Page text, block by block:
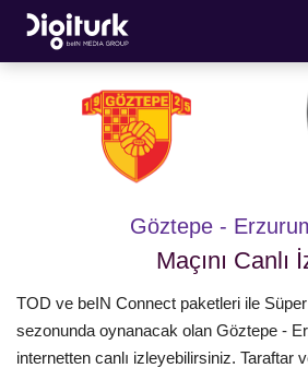
Göztepe -
Maçını Canlı
TOD ve beIN Connect paketleri ile
sezonunda oynanacak olan Göztepe -
internetten canlı izleyebilirsiniz. Taraftar